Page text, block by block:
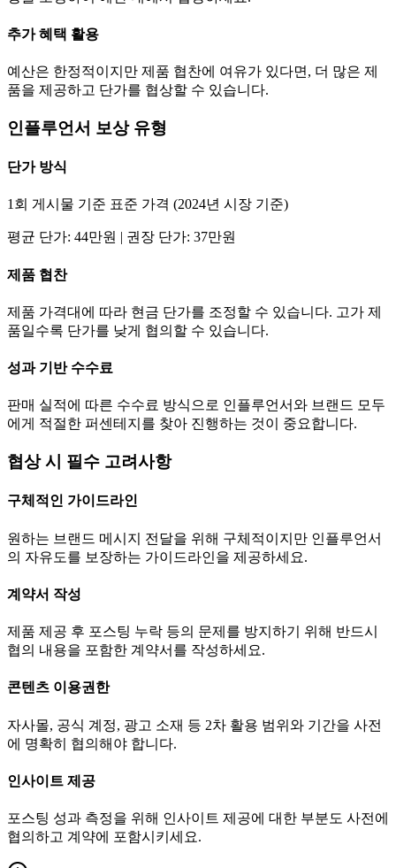
추가 혜택 활용
예산은 한정적이지만 제품 협찬에 여유가 있다면, 더 많은 제
품을 제공하고 단가를 협상할 수 있습니다.
인플루언서 보상 유형
단가방식
1회 게시물 기준 표준 가격 (2024년 시장 기준)
평균 단가: 44만원 | 권장 단가: 37만원
제품 협찬
제품 가격대에 따라 현금 단가를 조정할 수 있습니다. 고가 제
품일수록 단가를 낮게 협의할 수 있습니다.
성과 기반 수수료
판매 실적에 따른 수수료 방식으로 인플루언서와 브랜드 모두
에게 적절한 퍼센테지를 찾아 진행하는 것이 중요합니다.
협상 시 필수 고려사항
구체적인 가이드라인
원하는 브랜드 메시지 전달을 위해 구체적이지만 인플루언서
의 자유도를 보장하는 가이드라인을 제공하세요.
계약서 작성
제품 제공 후 포스팅 누락 등의 문제를 방지하기 위해 반드시
협의 내용을 포함한 계약서를 작성하세요.
콘텐츠 이용권한
자사몰, 공식 계정, 광고 소재 등 2차 활용 범위와 기간을 사전
에 명확히 협의해야 합니다.
인사이트 제공
포스팅 성과 측정을 위해 인사이트 제공에 대한 부분도 사전에
협의하고 계약에 포함시키세요.